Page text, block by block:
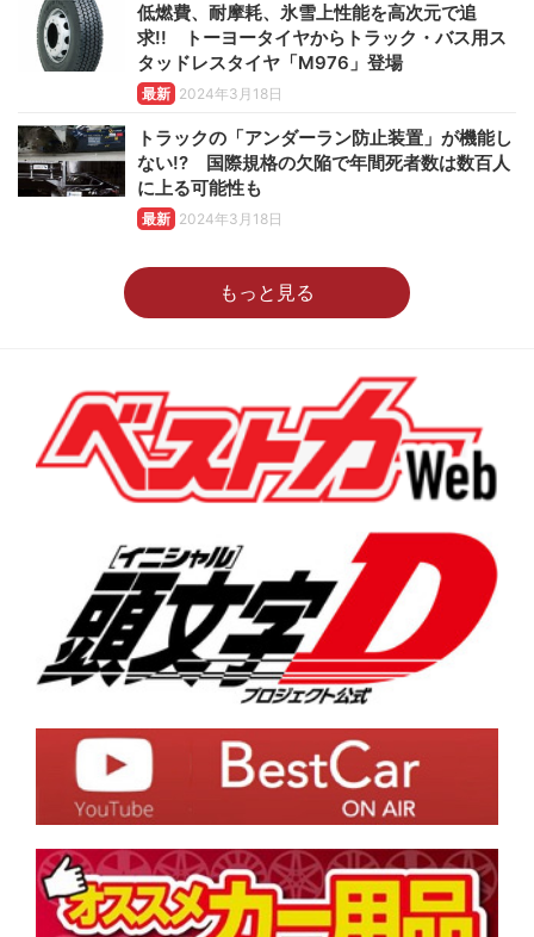
低燃費、耐摩耗、氷雪上性能を高次元で追
求!! トーヨータイヤからトラック・バス用ス
タッドレスタイヤ「M976」登場
最新 2024年3月18日
トラックの「アンダーラン防止装置」が機能し
ない!? 国際規格の欠陥で年間死者数は数百人
に上る可能性も
最新 2024年3月18日
もっと見る